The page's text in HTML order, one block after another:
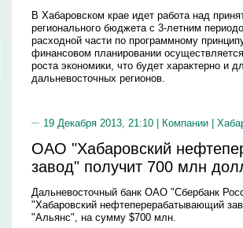
В Хабаровском крае идет работа над
регионального бюджета с 3-летним
расходной части по программному
финансовом планировании
роста экономики, что будет характерно и
дальневосточных регионов.
19 Декабря 2013, 21:10 | Компании
ОАО "Хабаровский
завод" получит 700 млн
Дальневосточный банк ОАО "Сбербанк
"Хабаровский нефтеперерабатывающий
"Альянс", на сумму $700 млн.